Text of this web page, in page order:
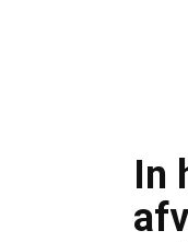
In